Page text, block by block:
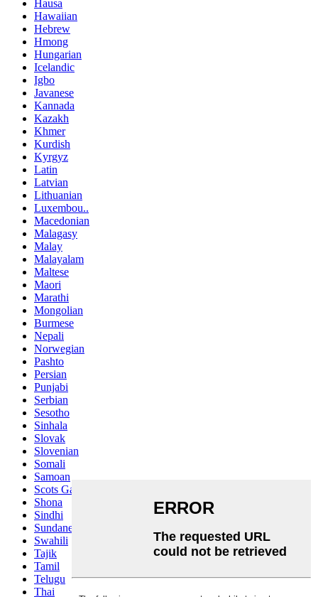
Hausa
Hawaiian
Hebrew
Hmong
Hungarian
Icelandic
Igbo
Javanese
Kannada
Kazakh
Khmer
Kurdish
Kyrgyz
Latin
Latvian
Lithuanian
Luxembou..
Macedonian
Malagasy
Malay
Malayalam
Maltese
Maori
Marathi
Mongolian
Burmese
Nepali
Norwegian
Pashto
Persian
Punjabi
Serbian
Sesotho
Sinhala
Slovak
Slovenian
Somali
Samoan
Scots Gaelic
Shona
Sindhi
Sundanese
Swahili
Tajik
Tamil
Telugu
Thai